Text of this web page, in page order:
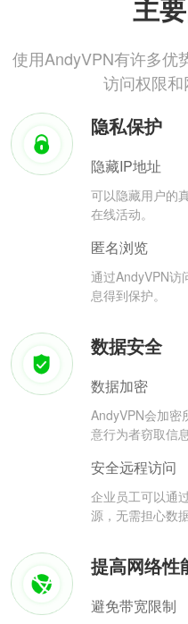
主
使用AndyVPN有许多优
访问权限
隐私保护
隐藏IP地址
可以隐藏用户的
在线活动。
匿名浏览
通过AndyVPN访
息得到保护。
数据安全
数据加密
AndyVPN会加密
意行为者窃取信息
安全远程访问
企业员工可以通
源，无需担心数
提高网络性
避免带宽限制